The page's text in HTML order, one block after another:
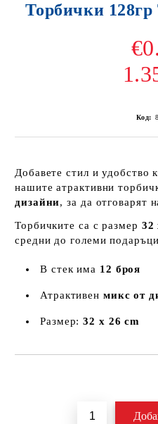
Торбички
Код:
Добавете стил и удобство
нашите атрактивни
дизайни, за да отговарят
Торбичките са с размер 32
средни до големи
В стек има 12 броя
Атрактивен микс от
Размер:32 x 26 cm